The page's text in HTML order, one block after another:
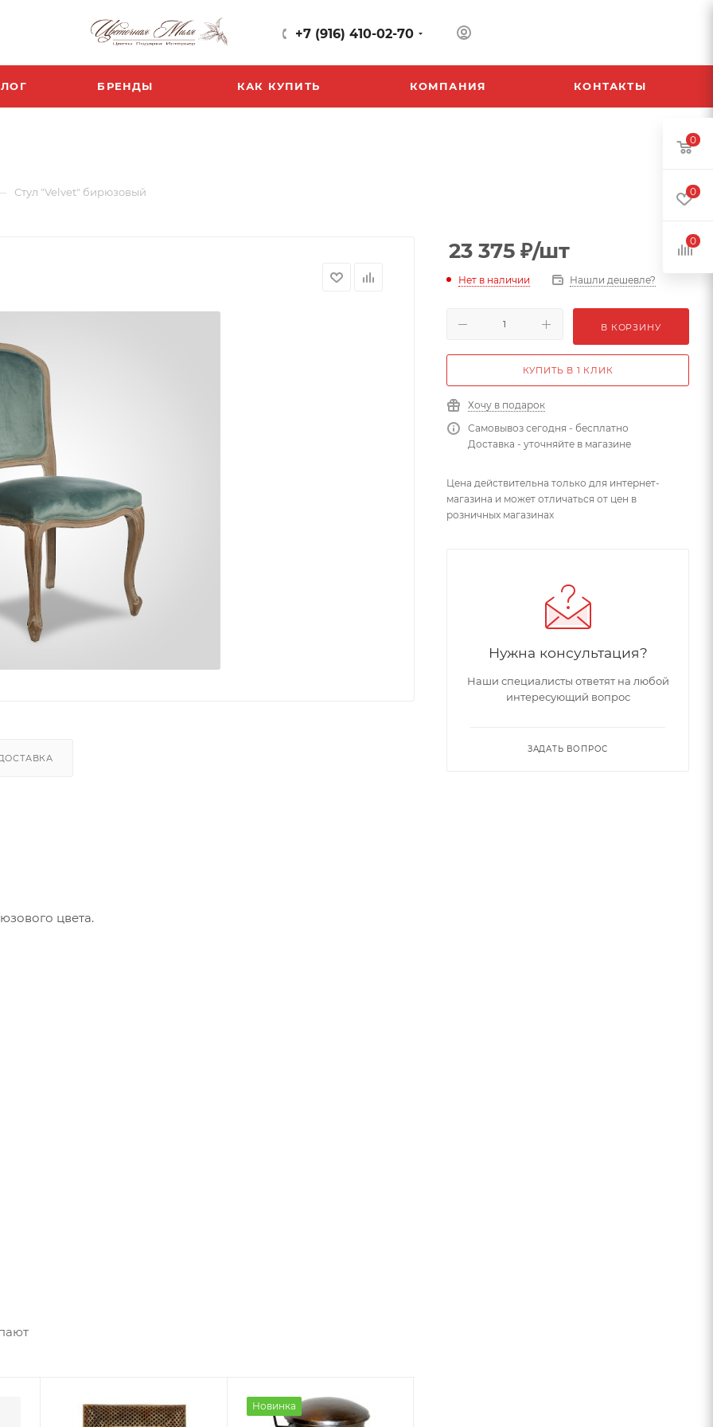
+7 (916) 410-02-70
БРЕНДЫ КАК КУПИТЬ КОМПАНИЯ КОНТАКТЫ
Стул "Velvet" бирюзовый
цвета.
Новинка
23 375 ₽/шт
Нет в наличии Нашли дешевле?
В КОРЗИНУ
КУПИТЬ В 1 КЛИК
Хочу в подарок
Самовывоз сегодня - бесплатно
Доставка - уточняйте в магазине
Цена действительна только для интернет-
магазина и может отличаться от цен в
розничных магазинах
Нужна консультация?
Наши специалисты ответят на любой
интересующий вопрос
ЗАДАТЬ ВОПРОС
0
0
0